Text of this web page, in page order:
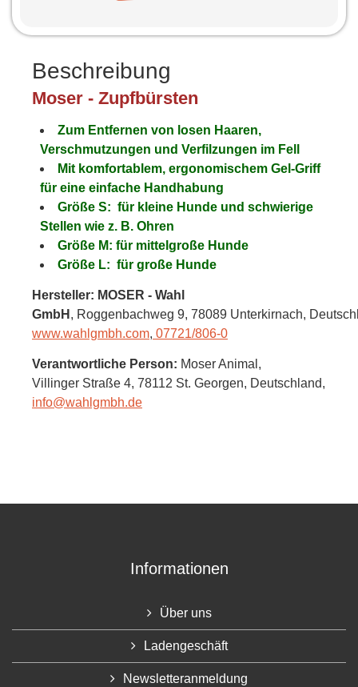
Beschreibung
Moser - Zupfbürsten
Zum Entfernen von losen Haaren,
Verschmutzungen und Verfilzungen im Fell
Mit komfortablem, ergonomischem Gel-Griff
für eine einfache Handhabung
Größe S: für kleine Hunde und schwierige
Stellen wie z. B. Ohren
Größe M: für mittelgroße Hunde
Größe L: für große Hunde
Hersteller: MOSER - Wahl
GmbH , Roggenbachweg 9, 78089 Unterkirnach,
www.wahlgmbh.com, 07721/806-0
Verantwortliche Person: Moser Animal,
Villinger Straße 4, 78112 St. Georgen, Deutschland,
info@wahlgmbh.de
Informationen
Über uns
Ladengeschäft
Newsletteranmeldung